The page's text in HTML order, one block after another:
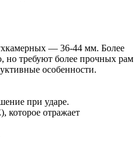
— 36-44 мм. Более
но требуют более прочных рам
особенности.
при ударе.
которое отражает